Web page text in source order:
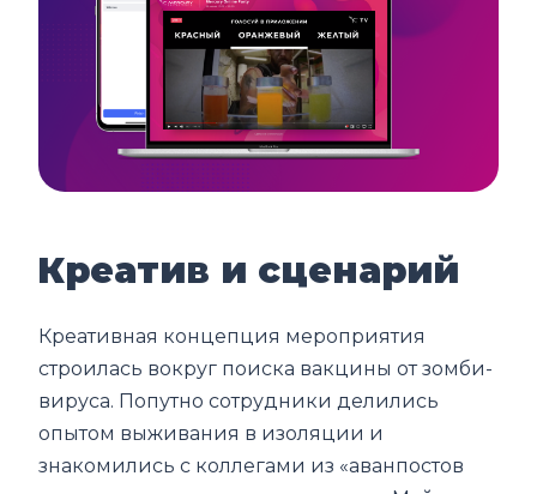
Креатив и сценарий
Креативная концепция мероприятия
строилась вокруг поиска вакцины от зомби-
вируса. Попутно сотрудники делились
опытом выживания в изоляции и
знакомились с коллегами из «аванпостов